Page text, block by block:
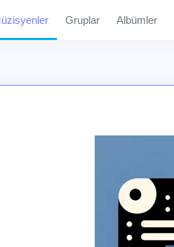
Gruplar Albümler